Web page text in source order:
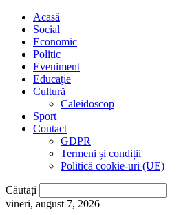
Acasă
Social
Economic
Politic
Eveniment
Educaţie
Cultură
Caleidoscop
Sport
Contact
GDPR
Termeni și condiții
Politică cookie-uri (UE)
Căutați
vineri, august 7, 2026